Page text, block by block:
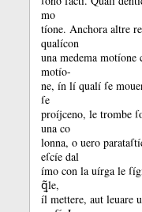
mo
tíone. Anchora altre
qualícon
una medema motíone
motío-
ne, ín lí qualí ſe
ſe
proíjceno, le trombe
una co
lonna, o uero
eſcíe dal
ímo con la uírga le
ꝗ̃le,
íl mettere, aut leuare